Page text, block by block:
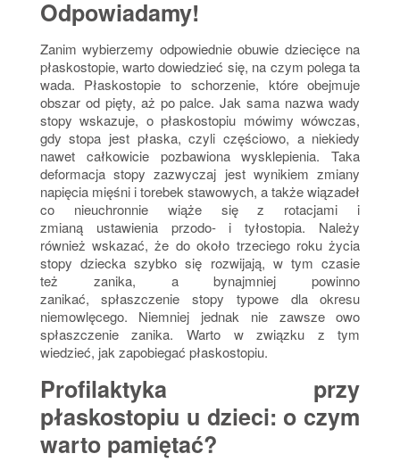
Odpowiadamy!
Zanim wybierzemy odpowiednie obuwie dziecięce na
płaskostopie, warto dowiedzieć się, na czym polega ta
wada. Płaskostopie to schorzenie, które obejmuje
obszar od pięty, aż po palce. Jak sama nazwa wady
stopy wskazuje, o płaskostopiu mówimy wówczas,
gdy stopa jest płaska, czyli częściowo, a niekiedy
nawet całkowicie pozbawiona wysklepienia. Taka
deformacja stopy zazwyczaj jest wynikiem zmiany
napięcia mięśni i torebek stawowych, a także wiązadeł
co nieuchronnie wiąże się z rotacjami i
zmianą ustawienia przodo- i tyłostopia. Należy
również wskazać, że do około trzeciego roku życia
stopy dziecka szybko się rozwijają, w tym czasie
też zanika, a bynajmniej powinno
zanikać, spłaszczenie stopy typowe dla okresu
niemowlęcego. Niemniej jednak nie zawsze owo
spłaszczenie zanika. Warto w związku z tym
wiedzieć, jak zapobiegać płaskostopiu.
Profilaktyka przy
płaskostopiu u dzieci: o czym
warto pamiętać?